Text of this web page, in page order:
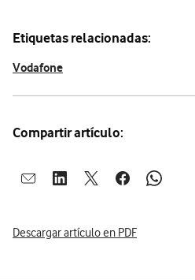
Etiquetas relacionadas:
Vodafone
Compartir artículo:
Abrir ventana para compartir en
Abrir ventana para
Abrir ventana para
Abrir ventana
Abrir
Descargar artículo en PDF